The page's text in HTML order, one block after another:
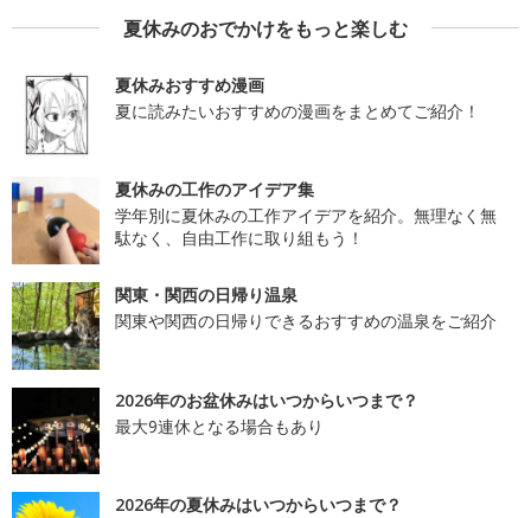
夏休みのおでかけをもっと楽しむ
夏休みおすすめ漫画
夏に読みたいおすすめの漫画をまとめてご紹介！
夏休みの工作のアイデア集
学年別に夏休みの工作アイデアを紹介。無理なく無
駄なく、自由工作に取り組もう！
関東・関西の日帰り温泉
関東や関西の日帰りできるおすすめの温泉をご紹介
2026年のお盆休みはいつからいつまで？
最大9連休となる場合もあり
2026年の夏休みはいつからいつまで？